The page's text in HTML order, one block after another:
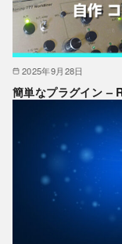
2025年9月28日
簡単なプラグイン